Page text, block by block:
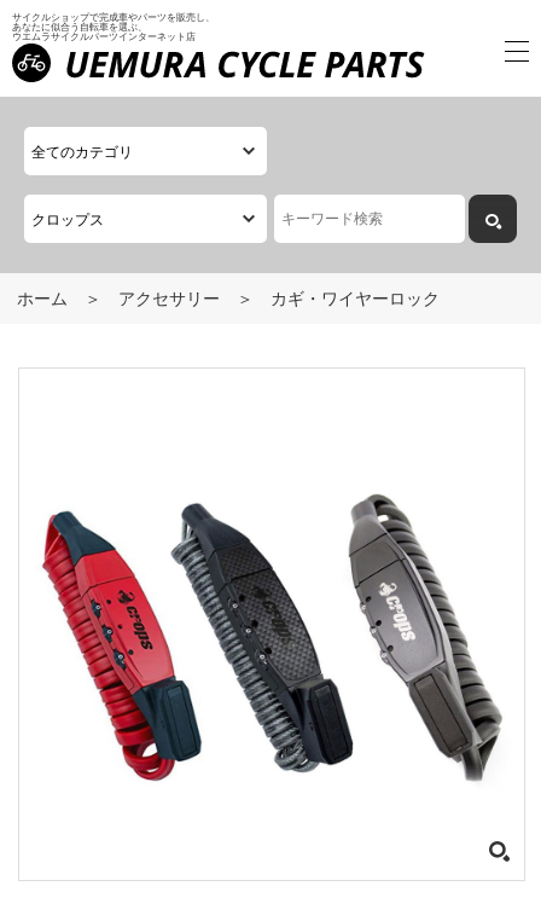
サイクルショップで完成車やパーツを販売し、
あなたに似合う自転車を選ぶ、
ウエムラサイクルパーツインターネット店
ホーム アクセサリー カギ・ワイヤーロック